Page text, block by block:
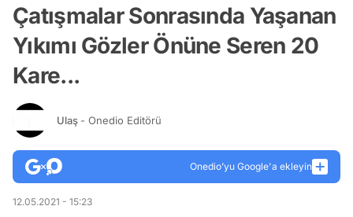
Çatışmalar Sonrasında Yaşanan
Yıkımı Gözler Önüne Seren 20
Kare...
Ulaş - Onedio Editörü
Onedio’yu Google'a ekleyin
12.05.2021 - 15:23